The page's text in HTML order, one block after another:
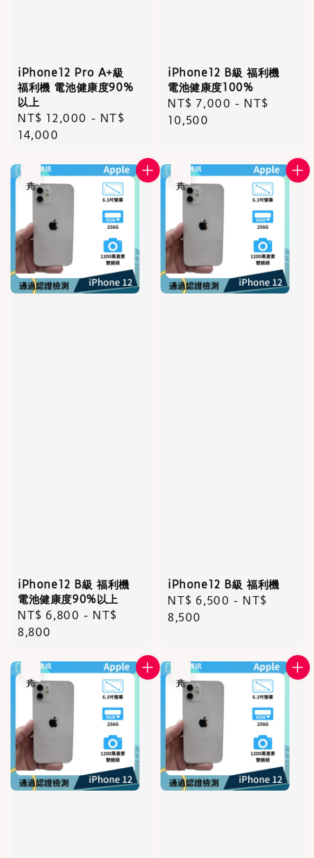
iPhone12 Pro A+級
福利機 電池健康度90%
以上
Regular
price
NT$ 12,000 - NT$
14,000
iPhone12 B級 福利機
電池健康度100%
Regular
price
NT$ 7,000 - NT$
10,500
iPhone12 B級 福利機
電池健康度90%以上
Regular
price
NT$ 6,800 - NT$
8,800
iPhone12 B級 福利機
Regular
price
NT$ 6,500 - NT$
8,500